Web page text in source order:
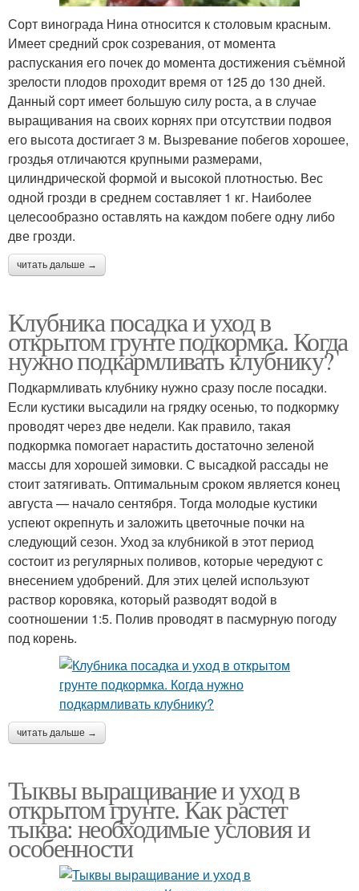
Сорт винограда Нина относится к столовым красным.
Имеет средний срок созревания, от момента
распускания его почек до момента достижения съёмной
зрелости плодов проходит время от 125 до 130 дней.
Данный сорт имеет большую силу роста, а в случае
выращивания на своих корнях при отсутствии подвоя
его высота достигает 3 м. Вызревание побегов хорошее,
гроздья отличаются крупными размерами,
цилиндрической формой и высокой плотностью. Вес
одной грозди в среднем составляет 1 кг. Наиболее
целесообразно оставлять на каждом побеге одну либо
две грозди.
читать дальше →
Клубника посадка и уход в
открытом грунте подкормка. Когда
нужно подкармливать клубнику?
Подкармливать клубнику нужно сразу после посадки.
Если кустики высадили на грядку осенью, то подкормку
проводят через две недели. Как правило, такая
подкормка помогает нарастить достаточно зеленой
массы для хорошей зимовки. С высадкой рассады не
стоит затягивать. Оптимальным сроком является конец
августа — начало сентября. Тогда молодые кустики
успеют окрепнуть и заложить цветочные почки на
следующий сезон. Уход за клубникой в этот период
состоит из регулярных поливов, которые чередуют с
внесением удобрений. Для этих целей используют
раствор коровяка, который разводят водой в
соотношении 1:5. Полив проводят в пасмурную погоду
под корень.
читать дальше →
Тыквы выращивание и уход в
открытом грунте. Как растет
тыква: необходимые условия и
особенности